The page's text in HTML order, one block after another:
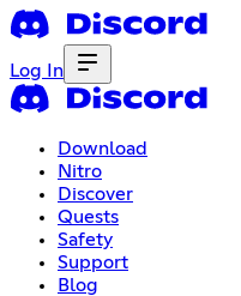
Log In
Download
Nitro
Discover
Quests
Safety
Support
Blog